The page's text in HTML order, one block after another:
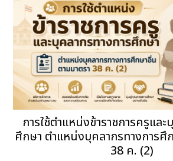
การใช้ตำแหน่งข้าราชการครูแล
ศึกษา ตำแหน่งบุคลากรทางการศึ
38 ค. (2)